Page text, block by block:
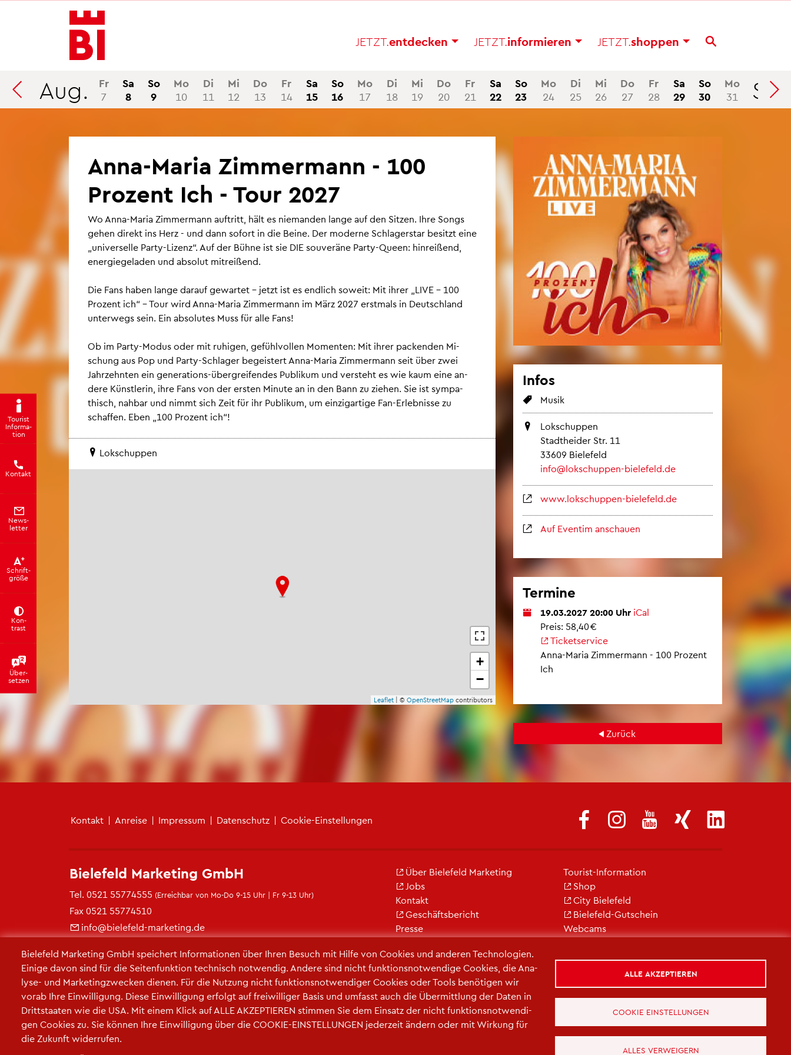
In­
halt
an­
sprin­
Menü
an­
sprin­
gen
Suche
an­
sprin­
gen
JETZT.ent­de­cken JETZT.in­for­mie­ren JETZT.shop­pen
Tou­rist
In­for­ma­
ti­on
Kon­takt
News­
let­ter
Schrift­
grö­ße
Kon­
trast
Über­
set­zen
Aug.
Fr
7
Sa
8
So
9
Mo
10
Di
11
Mi
12
Do
13
Fr
14
Sa
15
So
16
Mo
17
Di
18
Mi
19
Do
20
Fr
21
Sa
22
So
23
Mo
24
Di
25
Mi
26
Do
27
Fr
28
Sa
29
So
30
Mo
31
Anna-Maria Zim­mer­mann - 100
Pro­zent Ich - Tour 2027
Wo Anna-Maria Zim­mer­mann auf­tritt, hält es nie­man­den lange auf den Sit­zen. Ihre Songs
gehen di­rekt ins Herz - und dann so­fort in die Beine. Der mo­der­ne Schla­ger­star be­sitzt eine
„uni­ver­sel­le Party-Li­zenz“. Auf der Bühne ist sie DIE sou­ve­rä­ne Party-Queen: hin­rei­ßend,
en­er­gie­ge­la­den und ab­so­lut mit­rei­ßend.
Die Fans haben lange dar­auf ge­war­tet – jetzt ist es end­lich so­weit: Mit ihrer „LIVE – 100
Pro­zent ich“ – Tour wird Anna-Maria Zim­mer­mann im März 2027 erst­mals in Deutsch­land
un­ter­wegs sein. Ein ab­so­lu­tes Muss für alle Fans!
Ob im Party-Modus oder mit ru­hi­gen, ge­fühl­vol­len Mo­men­ten: Mit ihrer pa­cken­den Mi­
schung aus Pop und Party-Schla­ger be­geis­tert Anna-Maria Zim­mer­mann seit über zwei
Jahr­zehn­ten ein ge­ne­ra­ti­ons-über­grei­fen­des Pu­bli­kum und ver­steht es wie kaum eine an­
de­re Künst­le­rin, ihre Fans von der ers­ten Mi­nu­te an in den Bann zu zie­hen. Sie ist sym­pa­
thisch, nah­bar und nimmt sich Zeit für ihr Pu­bli­kum, um ein­zig­ar­ti­ge Fan-Er­leb­nis­se zu
schaf­fen. Eben „100 Pro­zent ich“!
Lok­schup­pen
+
−
Leaflet| © OpenStreetMapcontributors
Infos
Musik
Lok­schup­pen
Stadt­hei­der Str. 11
33609 Bie­le­feld
info@​lokschuppen-​bielefeld.​de
www.​lokschuppen-​bielefeld.​de
Auf Even­tim an­schau­en
Ter­mi­ne
19.03.2027 20:00 Uhr iCal
Preis: 58,40 €
Ti­cket­ser­vice
Anna-Maria Zim­mer­mann - 100 Pro­zent
Ich
Zu­rück
Fu­ß­zei­len­me­nü
Kon­takt | An­rei­se | Im­pres­sum | Da­ten­schutz | Coo­kie-Ein­stel­lun­gen
Bie­le­feld Mar­ke­ting GmbH spei­chert In­for­ma­tio­nen über Ihren Be­such mit Hilfe von Coo­kies und an­de­ren Tech­no­lo­gi­en.
Ei­ni­ge davon sind für die Sei­ten­funk­ti­on tech­nisch not­wen­dig. An­de­re sind nicht funk­ti­ons­not­wen­di­ge Coo­kies, die Ana­
ly­se- und Mar­ke­ting­zwe­cken die­nen. Für die Nut­zung nicht funk­ti­ons­not­wen­di­ger Coo­kies oder Tools be­nö­ti­gen wir
vorab Ihre Ein­wil­li­gung. Diese Ein­wil­li­gung er­folgt auf frei­wil­li­ger Basis und um­fasst auch die Über­mitt­lung der Daten in
Dritt­staa­ten wie die USA. Mit einem Klick auf ALLE AK­ZEP­TIE­REN stim­men Sie dem Ein­satz der nicht funk­ti­ons­not­wen­di­
gen Coo­kies zu. Sie kön­nen Ihre Ein­wil­li­gung über die COO­KIE-EIN­STEL­LUN­GEN je­der­zeit än­dern oder mit Wir­kung für
die Zu­kunft wi­der­ru­fen.
COOKIE EINSTELLUNGEN
ALLES VERWEIGERN
ALLE AKZEPTIEREN
Bie­le­feld Mar­ke­ting GmbH
Tel. 0521 55774555 (Er­reich­bar von Mo-Do 9-15 Uhr | Fr 9-13 Uhr)
Fax 0521 55774510
info@​bielefeld-​marketing.​de
Über Bie­le­feld Mar­ke­ting
Jobs
Kon­takt
Ge­schäfts­be­richt
Pres­se
Tou­rist-In­for­ma­ti­on
Shop
City Bie­le­feld
Bie­le­feld-Gut­schein
Web­cams